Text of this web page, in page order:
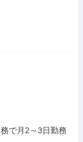
で月2～3日勤務